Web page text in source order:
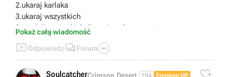
2.ukaraj karlaka
3.ukaraj wszystkich
3.uwolnij wszystkich (łącznie z demonem)
Pokaż całą wiadomość
Odpowiedz  Forum 
Soulcatcher 